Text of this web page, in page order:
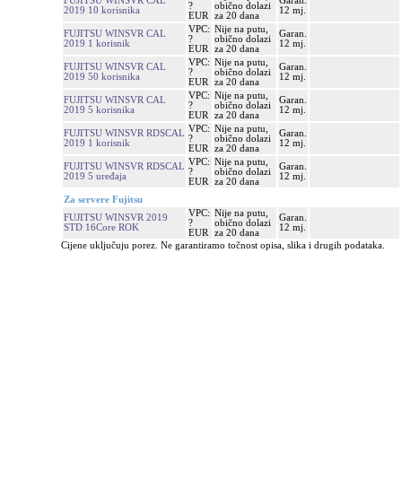
2019 10 korisnika
?
EUR
obično dolazi
za 20 dana
12 mj.
FUJITSU WINSVR CAL
2019 1 korisnik
VPC:
?
EUR
Nije na putu,
obično dolazi
za 20 dana
Garan.
12 mj.
FUJITSU WINSVR CAL
2019 50 korisnika
VPC:
?
EUR
Nije na putu,
obično dolazi
za 20 dana
Garan.
12 mj.
FUJITSU WINSVR CAL
2019 5 korisnika
VPC:
?
EUR
Nije na putu,
obično dolazi
za 20 dana
Garan.
12 mj.
FUJITSU WINSVR RDSCAL
2019 1 korisnik
VPC:
?
EUR
Nije na putu,
obično dolazi
za 20 dana
Garan.
12 mj.
FUJITSU WINSVR RDSCAL
2019 5 uređaja
VPC:
?
EUR
Nije na putu,
obično dolazi
za 20 dana
Garan.
12 mj.
Za servere Fujitsu
FUJITSU WINSVR 2019
STD 16Core ROK
VPC:
?
EUR
Nije na putu,
obično dolazi
za 20 dana
Garan.
12 mj.
Cijene uključuju porez. Ne garantiramo točnost opisa, slika i drugih podataka.